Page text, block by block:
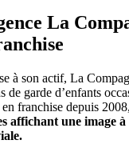
La
à son actif, La
de garde d’enfants
franchise depuis
affichant une image